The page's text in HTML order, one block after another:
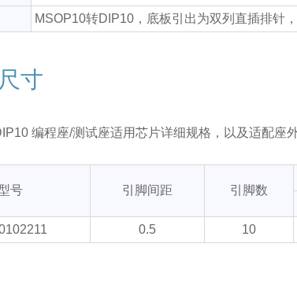
MSOP10转DIP10，底板引出为双列直插排针
寸
编程座/测试座适用芯片详细规格，以及适配座
号 引脚间距 引脚数
0.5 10